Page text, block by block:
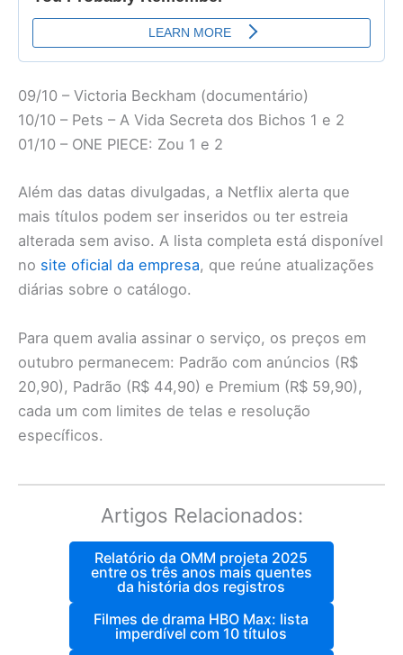
09/10 – Victoria Beckham (documentário)
10/10 – Pets – A Vida Secreta dos Bichos 1 e 2
01/10 – ONE PIECE: Zou 1 e 2
Além das datas divulgadas, a Netflix alerta que
mais títulos podem ser inseridos ou ter estreia
alterada sem aviso. A lista completa está disponível
no site oficial da empresa, que reúne atualizações
diárias sobre o catálogo.
Para quem avalia assinar o serviço, os preços em
outubro permanecem: Padrão com anúncios (R$
20,90), Padrão (R$ 44,90) e Premium (R$ 59,90),
cada um com limites de telas e resolução
específicos.
Artigos Relacionados:
Relatório da OMM projeta 2025
entre os três anos mais quentes
da história dos registros
Filmes de drama HBO Max: lista
imperdível com 10 títulos